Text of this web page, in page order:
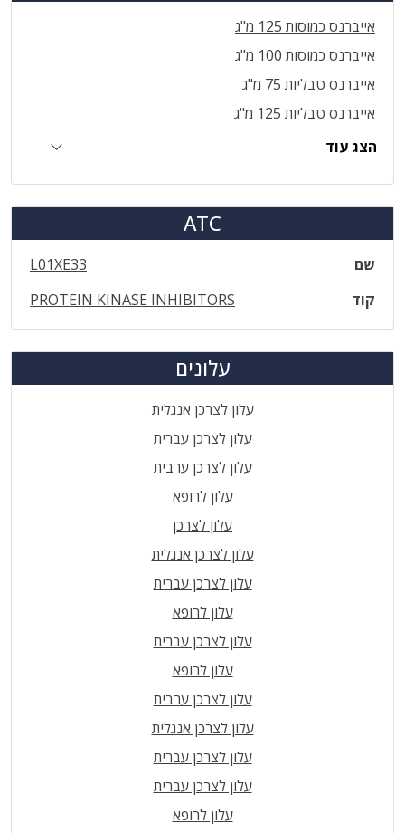
אייברנס כמוסות 125 מ"ג
אייברנס כמוסות 100 מ"ג
אייברנס טבליות 75 מ"ג
אייברנס טבליות 125 מ"ג
הצג עוד
ATC
שם
L01XE33
קוד
PROTEIN KINASE INHIBITORS
עלונים
עלון לצרכן אנגלית
עלון לצרכן עברית
עלון לצרכן ערבית
עלון לרופא
עלון לצרכן
עלון לצרכן אנגלית
עלון לצרכן עברית
עלון לרופא
עלון לצרכן עברית
עלון לרופא
עלון לצרכן ערבית
עלון לצרכן אנגלית
עלון לצרכן עברית
עלון לצרכן עברית
עלון לרופא